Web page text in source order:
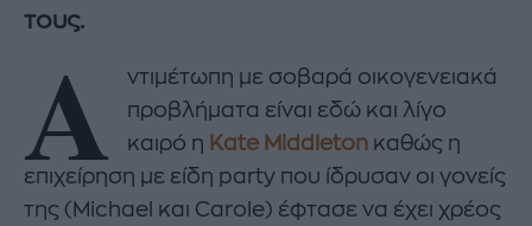
τους.
Α
ντιμέτωπη με σοβαρά οικογενειακά
προβλήματα είναι εδώ και λίγο
καιρό η Kate Middleton καθώς η
επιχείρηση με είδη party που ίδρυσαν οι γονείς
της (Michael και Carole) έφτασε να έχει χρέος